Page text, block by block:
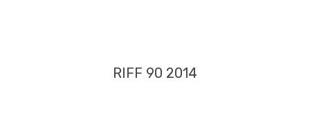
RIFF 90 2014